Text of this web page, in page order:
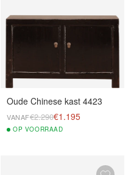
Oude Chinese kast 4423
VANAF€2.290€1.195
OP VOORRAAD